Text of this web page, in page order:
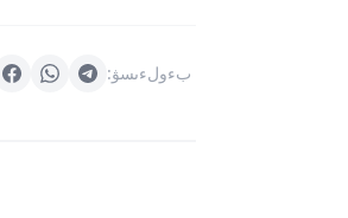
بءولءىسۋ: